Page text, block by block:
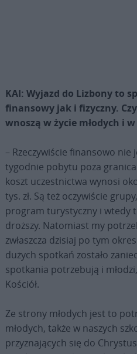
KAI: Wyjazd do Lizbony to
finansowy jak i fizyczny.
wnoszą w życie młodych i w
– Rzeczywiście finansowo
tygodnie pobytu poza
koszt uczestnictwa wynosi
tys. zł. Są też oczywiście
program turystyczny i wtedy
droższy. Natomiast my
zwłaszcza dzisiaj po tym
dużych spotkań zostało
spotkania potrzebują i
Kościół.
Ze strony młodych jest to
młodych, także w naszych
przyznających się do